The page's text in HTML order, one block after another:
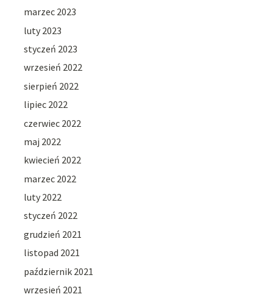
marzec 2023
luty 2023
styczeń 2023
wrzesień 2022
sierpień 2022
lipiec 2022
czerwiec 2022
maj 2022
kwiecień 2022
marzec 2022
luty 2022
styczeń 2022
grudzień 2021
listopad 2021
październik 2021
wrzesień 2021